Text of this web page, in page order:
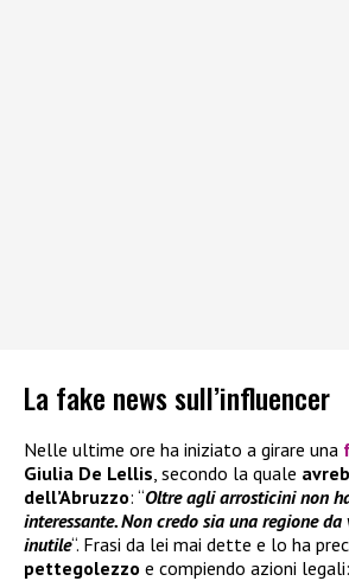
La fake news sull’influencer
Nelle ultime ore ha iniziato a girare una
Giulia De Lellis , secondo la quale
dell’Abruzzo: “Oltre agli arrosticini non
interessante. Non credo sia una regione
inutile“. Frasi da lei mai dette e lo ha
pettegolezzo e compiendo azioni legali: